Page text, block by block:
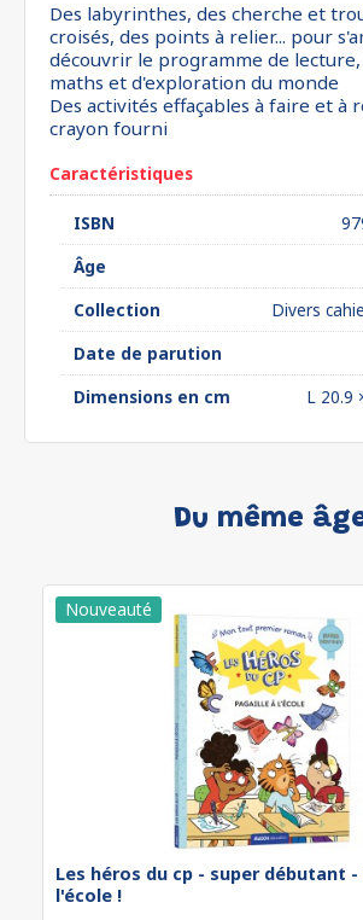
Des labyrinthes, des cherche et
croisés, des points à relier... pour
découvrir le programme de
maths et d'exploration du monde
Des activités effaçables à faire et à
crayon fourni
Caractéristiques
ISBN
Âge
Collection
Divers
Date de parution
Dimensions en cm
L 20.9
Du même
Les héros du cp - super débutant -
l'école !